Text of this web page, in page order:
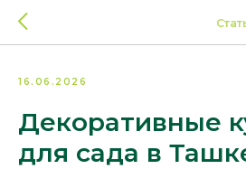
16.06.2026
Декоративные
для сада в